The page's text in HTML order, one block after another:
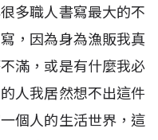
多職人書寫最大的不
，因為身為漁販我真
滿，或是有什麼我必
人我居然想不出這件
個人的生活世界，這